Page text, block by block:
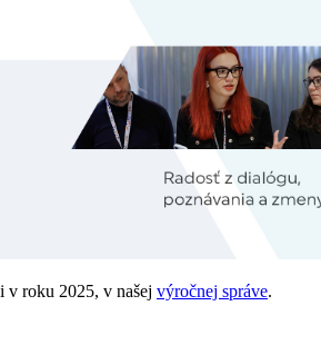
v roku 2025, v našej výročnej správe.